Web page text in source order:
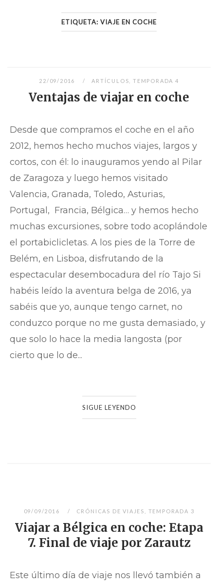
ETIQUETA: VIAJE EN COCHE
22/09/2016 ARTÍCULOS TEMPORADA 4
Ventajas de viajar en coche
Desde que compramos el coche en el año
2012, hemos hecho muchos viajes, largos y
cortos, con él: lo inauguramos yendo al Pilar
de Zaragoza y luego hemos visitado
Valencia, Granada, Toledo, Asturias,
Portugal, Francia, Bélgica… y hemos hecho
muchas excursiones, sobre todo acoplándole
el portabiclicletas. A los pies de la Torre de
Belém, en Lisboa, disfrutando de la
espectacular desembocadura del río Tajo Si
habéis leído la aventura belga de 2016, ya
sabéis que yo, aunque tengo carnet, no
conduzco porque no me gusta demasiado, y
que solo lo hace la media langosta (por
cierto que lo de...
SIGUE LEYENDO
09/09/2016 CRÓNICAS DE VIAJES TEMPORADA 3
Viajar a Bélgica en coche: Etapa
7. Final de viaje por Zarautz
Este último día de viaje nos llevó también a